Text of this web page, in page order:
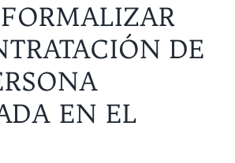
DE
EN EL